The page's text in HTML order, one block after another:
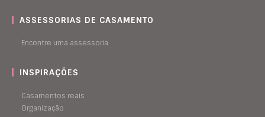
ASSESSORIAS DE CASAMENTO
Encontre uma assessoria
INSPIRAÇÕES
Casamentos reais
Organização